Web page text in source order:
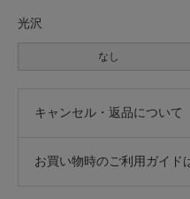
光沢
なし
キャンセル・返品について
お買い物時のご利用ガイド